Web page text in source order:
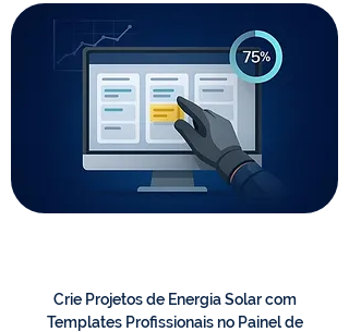
Crie Projetos de Energia Solar com
Templates Profissionais no Painel de